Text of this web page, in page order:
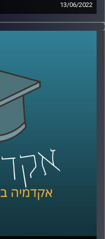
13/06/2022
בישראל התרגלנו שהבטחות
מקויימות. בפרק הזה ד"ר
לאומית על דברים שרואים
לשיחה על משילות – שנה
קרדיט תמונות:AudioVersity